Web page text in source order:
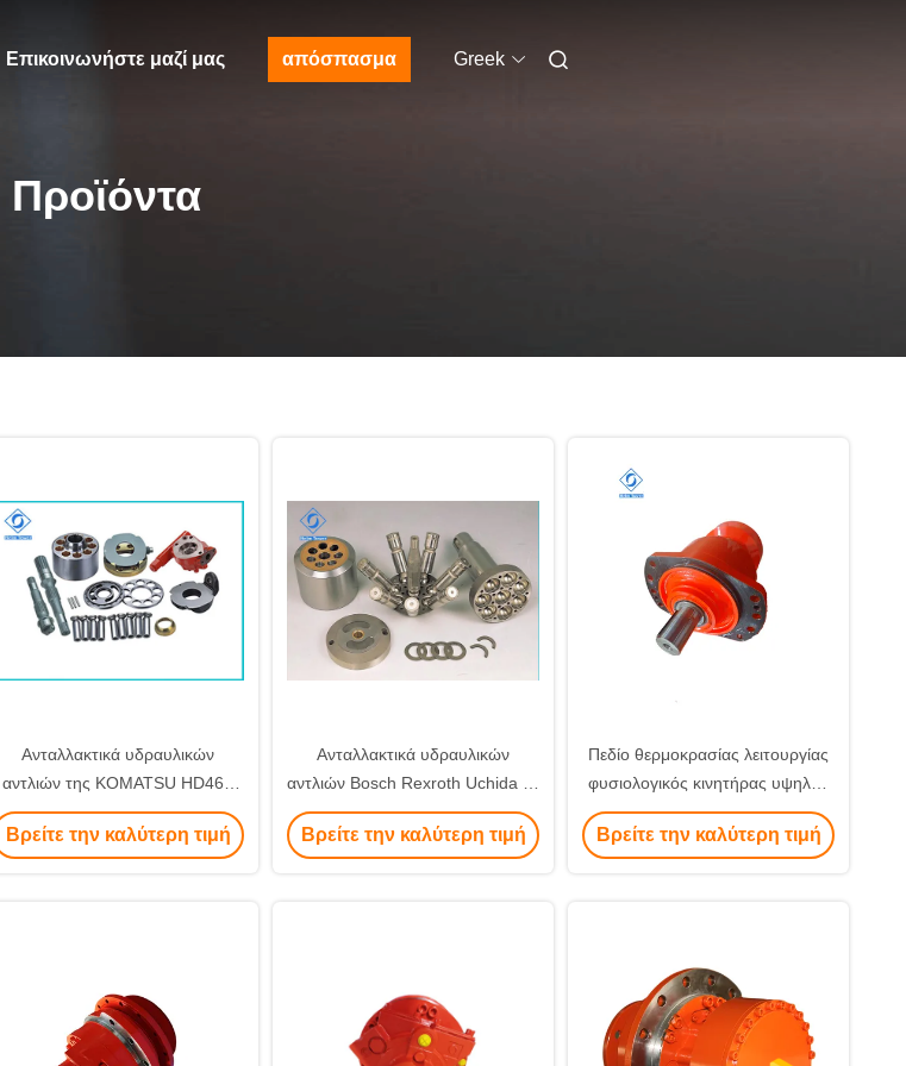
Επικοινωνήστε μαζί μας απόσπασμα Greek
Προϊόντα
Ανταλλακτικά υδραυλικών
αντλιών της KOMATSU HD465
HD785 με τη θετική μετατόπιση
Βρείτε την καλύτερη τιμή
Ανταλλακτικά υδραυλικών
αντλιών Bosch Rexroth Uchida με
τη μεγάλη σειρά ελέγχου
Βρείτε την καλύτερη τιμή
Πεδίο θερμοκρασίας λειτουργίας
φυσιολογικός κινητήρας υψηλής
ροπής χαμηλής ταχύτητας 100%
γνήσια λύση για βαριά μηχανικά
Βρείτε την καλύτερη τιμή